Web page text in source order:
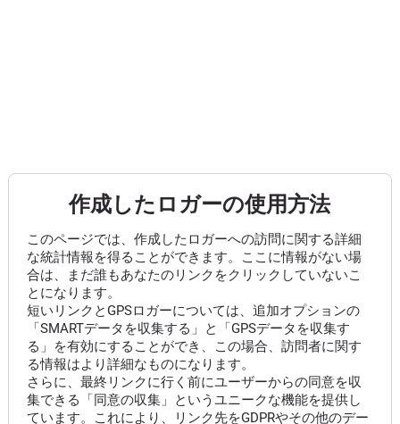
作成したロガーの使用方法
このページでは、作成したロガーへの訪問に関する詳細
な統計情報を得ることができます。ここに情報がない場
合は、まだ誰もあなたのリンクをクリックしていないこ
とになります。
短いリンクとGPSロガーについては、追加オプションの
「SMARTデータを収集する」と「GPSデータを収集す
る」を有効にすることができ、この場合、訪問者に関す
る情報はより詳細なものになります。
さらに、最終リンクに行く前にユーザーからの同意を収
集できる「同意の収集」というユニークな機能を提供し
ています。これにより、リンク先をGDPRやその他のデー